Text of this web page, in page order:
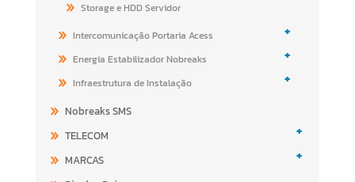
Storage e HDD Servidor
Intercomunicação Portaria Acess
+
Energia Estabilizador Nobreaks +
Infraestrutura de Instalação +
Nobreaks SMS
TELECOM
+
MARCAS +